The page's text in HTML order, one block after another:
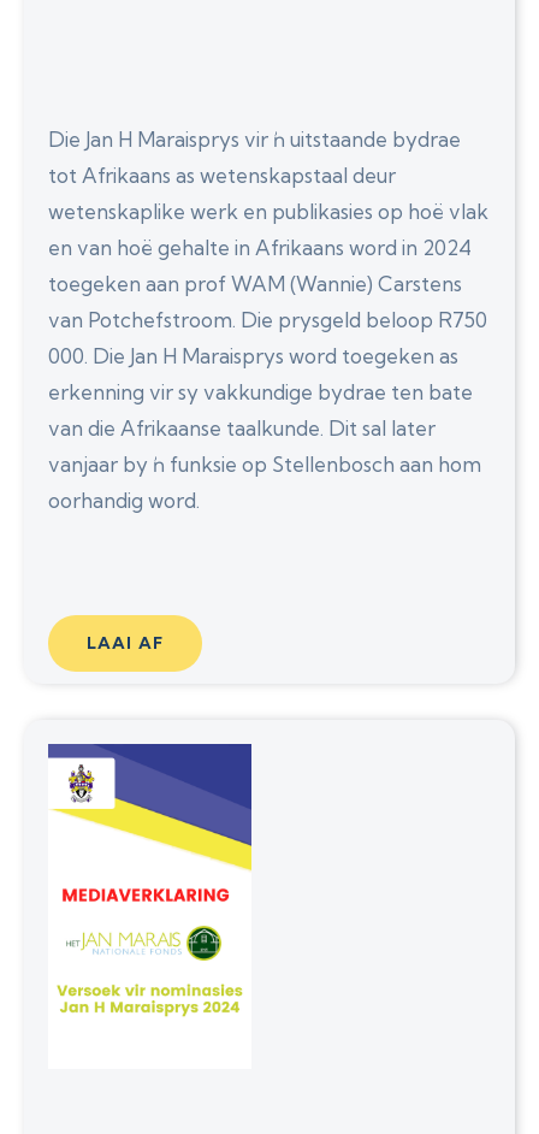
Die Jan H Maraisprys vir ŉ uitstaande bydrae
tot Afrikaans as wetenskapstaal deur
wetenskaplike werk en publikasies op hoë vlak
en van hoë gehalte in Afrikaans word in 2024
toegeken aan prof WAM (Wannie) Carstens
van Potchefstroom. Die prysgeld beloop R750
000. Die Jan H Maraisprys word toegeken as
erkenning vir sy vakkundige bydrae ten bate
van die Afrikaanse taalkunde. Dit sal later
vanjaar by ŉ funksie op Stellenbosch aan hom
oorhandig word.
LAAI AF